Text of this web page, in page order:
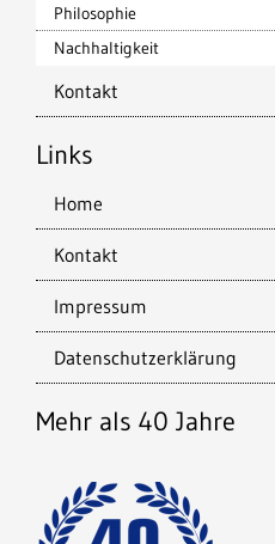
Philosophie
Nachhaltigkeit
Kontakt
Links
Home
Kontakt
Impressum
Datenschutzerklärung
Mehr als 40 Jahre